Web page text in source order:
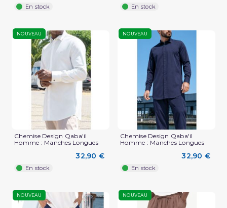
En stock En stock
NOUVEAU
Chemise Design Qaba'il
Homme : Manches Longues
32,90 €
En stock
NOUVEAU
Chemise Design Qaba'il
Homme : Manches Longues
32,90 €
En stock
NOUVEAU NOUVEAU